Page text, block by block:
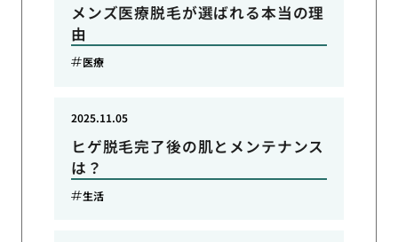
メンズ医療脱毛が選ばれる本当の理
由
医療
ヒゲ脱毛完了後の肌とメンテナンス
は？
2025.11.05
生活